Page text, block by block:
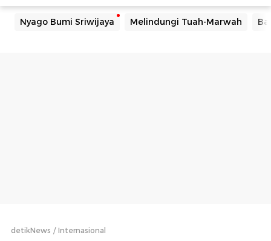
Nyago Bumi Sriwijaya Melindungi Tuah-Marwah
detikNews Internasional